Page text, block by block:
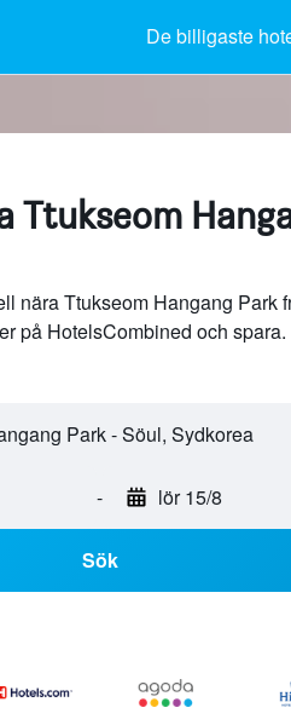
De billigaste
Ttukseom
nära Ttukseom Hangang Park
på HotelsCombined och spara.
- lör 15/8
Sök